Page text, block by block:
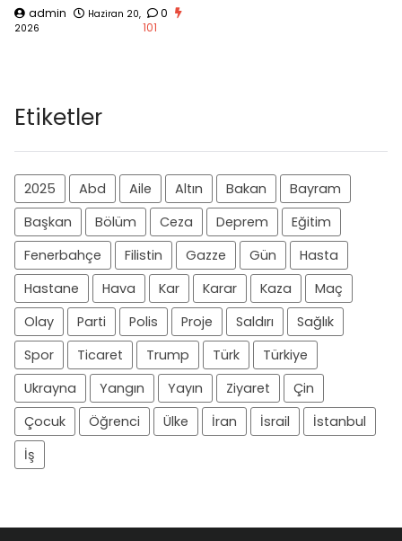
admin
Haziran 20,
2026
0
101
Etiketler
2025 Abd Aile Altın Bakan
Bayram
Başkan
Bölüm Ceza Deprem
Eğitim
Fenerbahçe
Filistin Gazze Gün
Hasta
Hastane
Hava Kar Karar Kaza
Maç
Olay
Parti Polis Proje Saldırı
Sağlık
Spor
Ticaret Trump Türk
Türkiye
Ukrayna
Yangın Yayın Ziyaret
Çin
Çocuk
Öğrenci Ülke İran İsrail
İstanbul
İş